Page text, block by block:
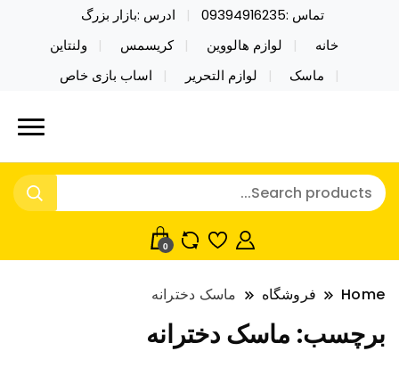
تماس :09394916235
ادرس :بازار بزرگ
خانه
لوازم هالووین کریسمس
ولنتاین
ماسک
لوازم التحریر اساب بازی خاص
نایکر توی فروش عمده لوازم هالووین
ولن تاین کادویی کریسمس اکسسوری
خرید محصولات خاص فیجت اسباب بازی تراول ماگ نایکر
توی فروش عمده لوازم هالووین ولن تاین کادویی
کریسمس اکسسوری ماسک در واردات مستقیم
0
Home فروشگاه ماسک دخترانه
برچسب: ماسک دخترانه